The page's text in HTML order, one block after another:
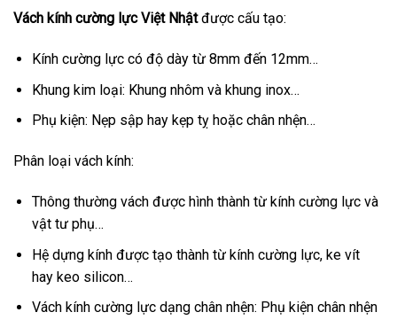
Vách kính cường lực Việt Nhậtđược cấu tạo:
Kính cường lực có độ dày từ 8mm đến 12mm…
Khung kim loại: Khung nhôm và khung inox…
Phụ kiện: Nẹp sập hay kẹp tỵ hoặc chân nhện…
Phân loại vách kính:
Thông thường vách được hình thành từ kính cường lực và
vật tư phụ…
Hệ dựng kính được tạo thành từ kính cường lực, ke vít
hay keo silicon…
Vách kính cường lực dạng chân nhện: Phụ kiện chân nhện